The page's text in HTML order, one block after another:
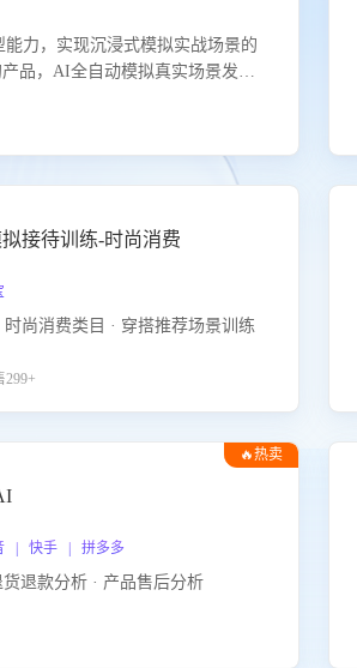
力，实现沉浸式模拟实战场景的
品，AI全自动模拟真实场景发生
能力。
接待训练-时尚消费
尚消费类目 · 穿搭推荐场景训练
299+
🔥热卖
| 快手 | 拼多多
退款分析 · 产品售后分析